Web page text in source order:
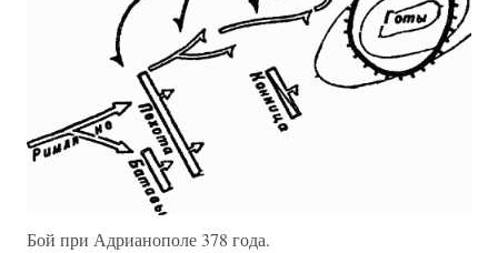
Бой при Адрианополе 378 года.